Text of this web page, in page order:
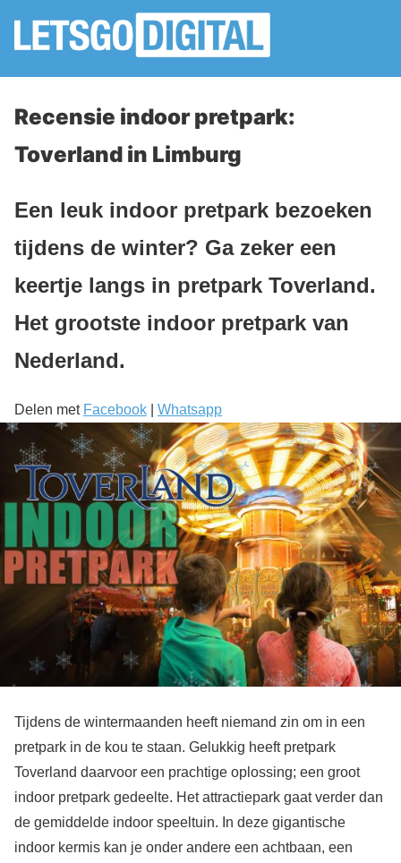
Recensie indoor pretpark:
Toverland in Limburg
Een leuk indoor pretpark bezoeken
tijdens de winter? Ga zeker een
keertje langs in pretpark Toverland.
Het grootste indoor pretpark van
Nederland.
Delen met Facebook Whatsapp
Tijdens de wintermaanden heeft niemand zin om in een
pretpark in de kou te staan. Gelukkig heeft pretpark
Toverland daarvoor een prachtige oplossing; een groot
indoor pretpark gedeelte. Het attractiepark gaat verder dan
de gemiddelde indoor speeltuin. In deze gigantische
indoor kermis kan je onder andere een achtbaan, een